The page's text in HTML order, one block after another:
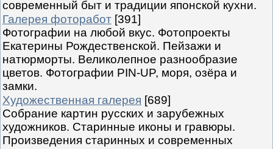
современный быт и традиции японской кухни.
Галерея фоторабот [391]
Фотографии на любой вкус. Фотопроекты
Екатерины Рождественской. Пейзажи и
натюрморты. Великолепное разнообразие
цветов. Фотографии PIN-UP, моря, озёра и
замки.
Художественная галерея [689]
Собрание картин русских и зарубежных
художников. Старинные иконы и гравюры.
Произведения старинных и современных